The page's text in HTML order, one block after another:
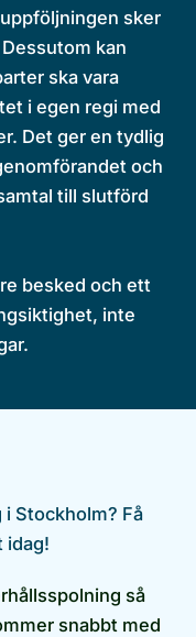
sker
kan
ska vara
i egen regi med
Det ger en tydlig
och
till slutförd
besked och ett
inte
Stockholm? Få
idag!
så
snabbt med